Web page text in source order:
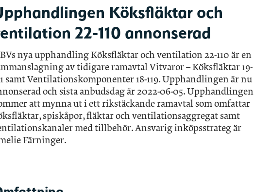
Köksfläktar och
22-110 annonserad
nya upphandling Köksfläktar och ventilation 22-110 är en
av tidigare ramavtal Vitvaror – Köksfläktar 19-
samt Ventilationskomponenter 18-119. Upphandlingen är nu
och sista anbudsdag är 2022-06-05. Upphandlingen
att mynna ut i ett rikstäckande ramavtal som omfattar
spiskåpor, fläktar och ventilationsaggregat samt
med tillbehör. Ansvarig inköpsstrateg är
Färninger.